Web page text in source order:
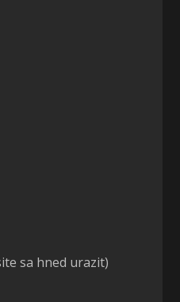
sa hned urazit)